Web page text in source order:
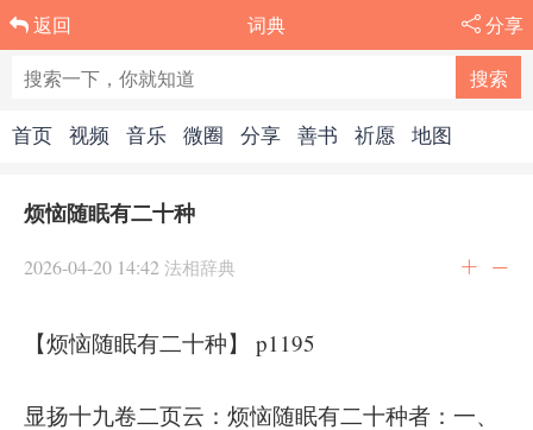
返回 词典 分享
首页 视频 音乐 微圈 分享 善书 祈愿 地图
烦恼随眠有二十种
2026-04-20 14:42 法相辞典
【烦恼随眠有二十种】 p1195
显扬十九卷二页云：烦恼随眠有二十种者：一、